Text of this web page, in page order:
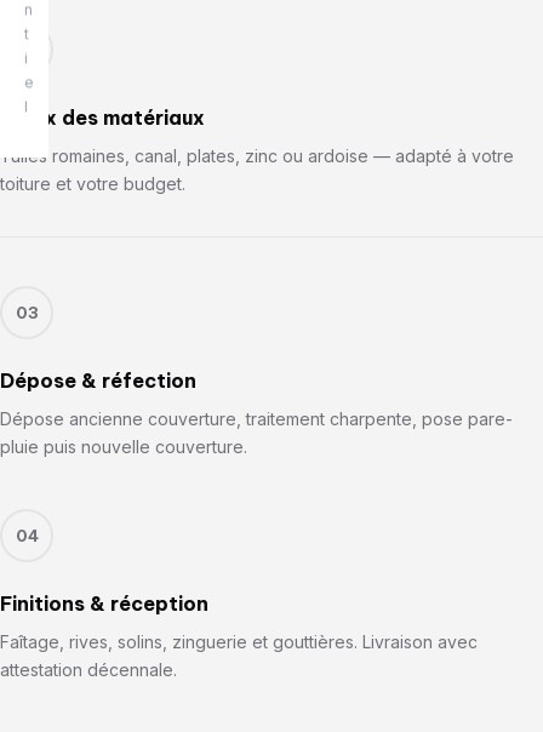
n
t
i
e
l
02
Choix des matériaux
Tuiles romaines, canal, plates, zinc ou ardoise — adapté à votre
toiture et votre budget.
03
Dépose & réfection
Dépose ancienne couverture, traitement charpente, pose pare-
pluie puis nouvelle couverture.
04
Finitions & réception
Faîtage, rives, solins, zinguerie et gouttières. Livraison avec
attestation décennale.